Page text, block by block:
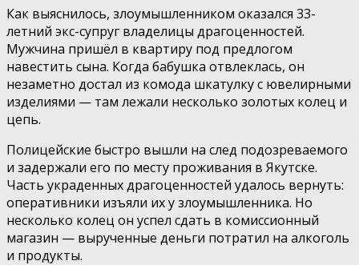
Как выяснилось, злоумышленником оказался 33-
летний экс-супруг владелицы драгоценностей.
Мужчина пришёл в квартиру под предлогом
навестить сына. Когда бабушка отвлеклась, он
незаметно достал из комода шкатулку с ювелирными
изделиями — там лежали несколько золотых колец и
цепь.
Полицейские быстро вышли на след подозреваемого
и задержали его по месту проживания в Якутске.
Часть украденных драгоценностей удалось вернуть:
оперативники изъяли их у злоумышленника. Но
несколько колец он успел сдать в комиссионный
магазин — вырученные деньги потратил на алкоголь
и продукты.